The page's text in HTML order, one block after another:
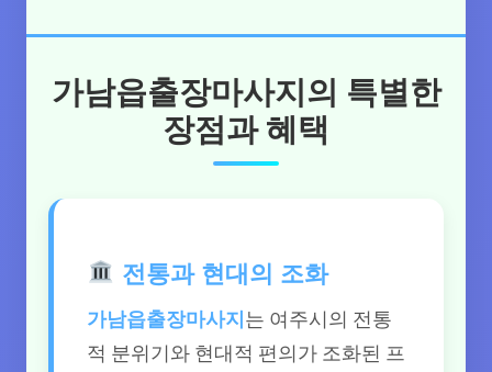
가남읍출장마사지의 특별한
장점과 혜택
전통과 현대의 조화
가남읍출장마사지는 여주시의 전통
적 분위기와 현대적 편의가 조화된 프